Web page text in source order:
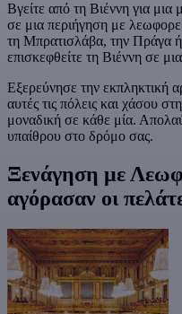
Βγείτε από τη Βιέννη για μια
σε μια περιήγηση με
τη Μπρατισλάβα, την Πράγα
επισκεφθείτε τη Βιέννη σε
Εξερεύνησε την εκπληκτική
αυτές τις πόλεις και χάσου
μοναδική σε κάθε μία.
υπαίθρου στο δρόμο σας.
Ξενάγηση με
αγόρασαν οι